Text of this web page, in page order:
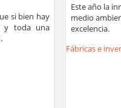
si bien hay
y toda una
Este año la
medio
excelencia.
Fábricas e